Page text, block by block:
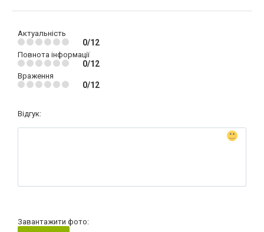
Актуальність
0/12
Повнота інформації
0/12
Враження
0/12
Відгук:
Завантажити фото: